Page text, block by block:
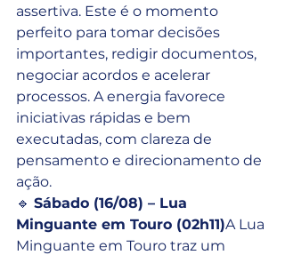
assertiva. Este é o momento
perfeito para tomar decisões
importantes, redigir documentos,
negociar acordos e acelerar
processos. A energia favorece
iniciativas rápidas e bem
executadas, com clareza de
pensamento e direcionamento de
ação.
🔹 Sábado (16/08) – Lua
Minguante em Touro (02h11)A Lua
Minguante em Touro traz um